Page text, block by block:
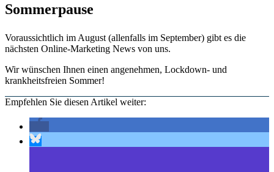
Sommerpause
Voraussichtlich im August (allenfalls im September) gibt es die
nächsten Online-Marketing News von uns.
Wir wünschen Ihnen einen angenehmen, Lockdown- und
krankheitsfreien Sommer!
Empfehlen Sie diesen Artikel weiter: